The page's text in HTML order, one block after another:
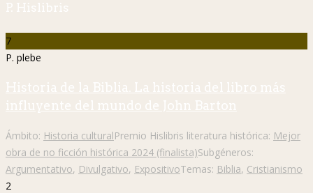
P. Hislibris
7
P. plebe
Historia de la Biblia. La historia del libro más
influyente del mundo de John Barton
Ámbito: Historia culturalPremio Hislibris literatura histórica: Mejor
obra de no ficción histórica 2024 (finalista)Subgéneros:
Argumentativo, Divulgativo, ExpositivoTemas: Biblia, Cristianismo
2